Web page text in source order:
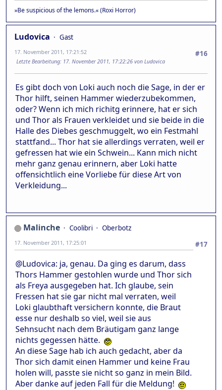
»Be suspicious of the lemons.« (Roxi Horror)
Ludovica
Gast
#16
17. November 2011, 17:21:52
Letzte Bearbeitung: 17. November 2011, 17:22:26 von Ludovica
Es gibt doch von Loki auch noch die Sage, in der er
Thor hilft, seinen Hammer wiederzubekommen,
oder? Wenn ich mich richitg erinnere, hat er sich
und Thor als Frauen verkleidet und sie beide in die
Halle des Diebes geschmuggelt, wo ein Festmahl
stattfand... Thor hat sie allerdings verraten, weil er
gefressen hat wie ein Schwein... Kann mich nicht
mehr ganz genau erinnern, aber Loki hatte
offensichtlich eine Vorliebe für diese Art von
Verkleidung...
Malinche Coolibri
Oberbotz
#17
17. November 2011, 17:25:01
@Ludovica: ja, genau. Da ging es darum, dass
Thors Hammer gestohlen wurde und Thor sich
als Freya ausgegeben hat. Ich glaube, sein
Fressen hat sie gar nicht mal verraten, weil
Loki glaubthaft versichern konnte, die Braut
esse nur deshalb so viel, weil sie aus
Sehnsucht nach dem Bräutigam ganz lange
nichts gegessen hätte.
An diese Sage hab ich auch gedacht, aber da
Thor sich damit einen Hammer und keine Frau
holen will, passte sie nicht so ganz in mein Bild.
Aber danke auf jeden Fall für die Meldung!